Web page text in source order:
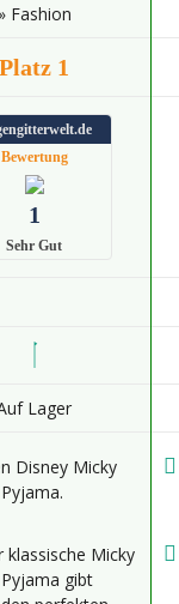
» Fashion
Platz 1
Bewertung
1
Sehr Gut
Lager
Disney Micky
klassische Micky
gibt